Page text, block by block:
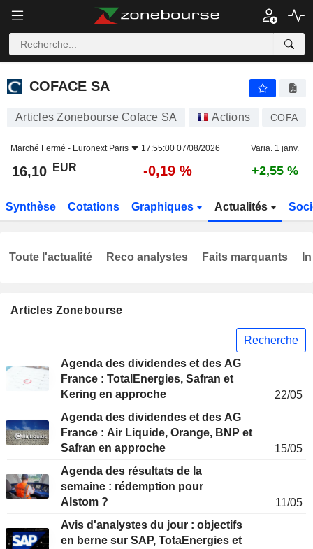
COFACE SA
COFACE SA
Articles Zonebourse Coface SA Actions COFA
Marché Fermé - Euronext Paris 17:55:00 07/08/2026 Varia. 1 janv.
16,10 EUR -0,19 % +2,55 %
Synthèse Cotations Graphiques Actualités
Articles Zonebourse
Recherche
Agenda des dividendes et des AG
France : TotalEnergies, Safran et
Kering en approche
22/05
Agenda des dividendes et des AG
France : Air Liquide, Orange, BNP et
Safran en approche
15/05
Agenda des résultats de la
semaine : rédemption pour
Alstom ?
11/05
Avis d'analystes du jour : objectifs
en berne sur SAP, TotaEnergies et
Toute l'actualité Reco analystes Faits marquants